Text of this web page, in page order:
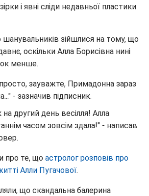
і явні сліди недавньої пластики
зійшлися на тому, що
оскільки Алла Борисівна нині
менше.
зауважте, Примадонна зараз
- зазначив підписник.
на другий день весілля! Алла
часом зовсім здала!" - написав
про те, що астролог розповів про
Алли Пугачової.
що скандальна балерина